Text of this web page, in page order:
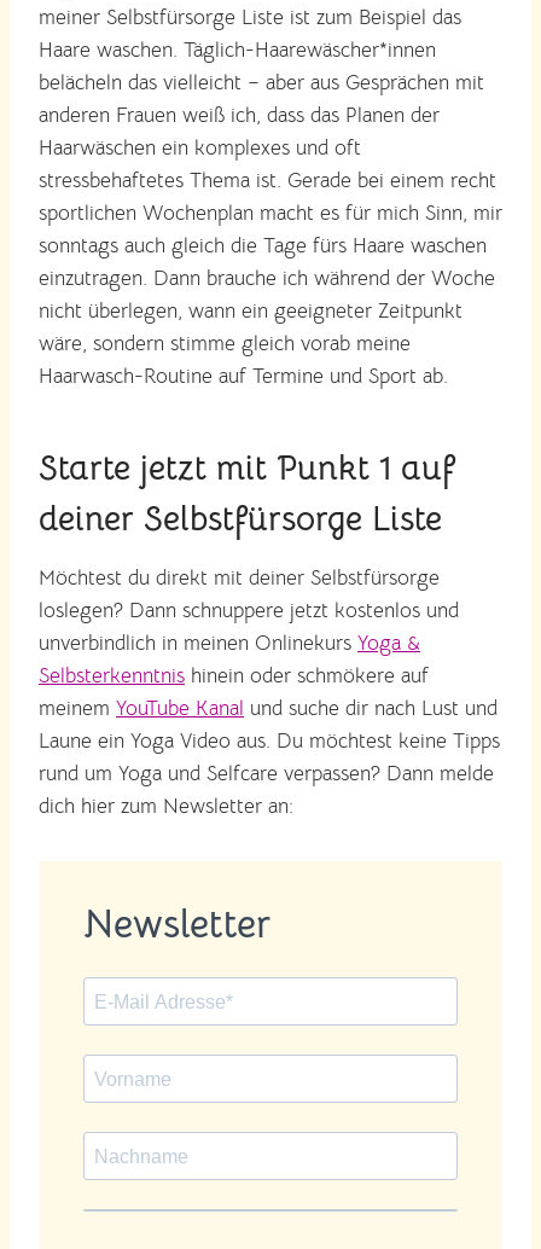
meiner Selbstfürsorge Liste ist zum Beispiel das
Haare waschen. Täglich-Haarewäscher*innen
belächeln das vielleicht – aber aus Gesprächen mit
anderen Frauen weiß ich, dass das Planen der
Haarwäschen ein komplexes und oft
stressbehaftetes Thema ist. Gerade bei einem recht
sportlichen Wochenplan macht es für mich Sinn, mir
sonntags auch gleich die Tage fürs Haare waschen
einzutragen. Dann brauche ich während der Woche
nicht überlegen, wann ein geeigneter Zeitpunkt
wäre, sondern stimme gleich vorab meine
Haarwasch-Routine auf Termine und Sport ab.
Starte jetzt mit Punkt 1 auf
deiner Selbstfürsorge Liste
Möchtest du direkt mit deiner Selbstfürsorge
loslegen? Dann schnuppere jetzt kostenlos und
unverbindlich in meinen Onlinekurs Yoga &
Selbsterkenntnis hinein oder schmökere auf
meinem YouTube Kanal und suche dir nach Lust und
Laune ein Yoga Video aus. Du möchtest keine Tipps
rund um Yoga und Selfcare verpassen? Dann melde
dich hier zum Newsletter an:
Newsletter